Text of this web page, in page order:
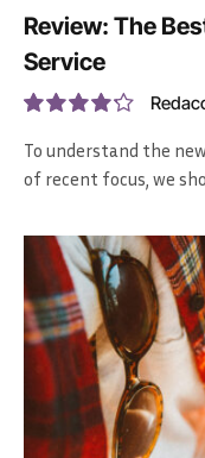
Review: The
Service
8.5
To understand the
of recent focus, we